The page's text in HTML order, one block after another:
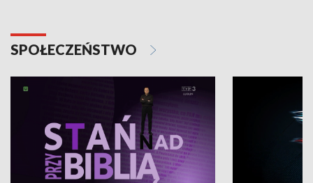
SPOŁECZEŃSTWO